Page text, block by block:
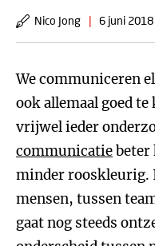
Nico Jong | 6 juni 2018
We communiceren
ook allemaal goed
vrijwel ieder
communicatiebeter
minder rooskleurig.
mensen, tussen
gaat nog steeds